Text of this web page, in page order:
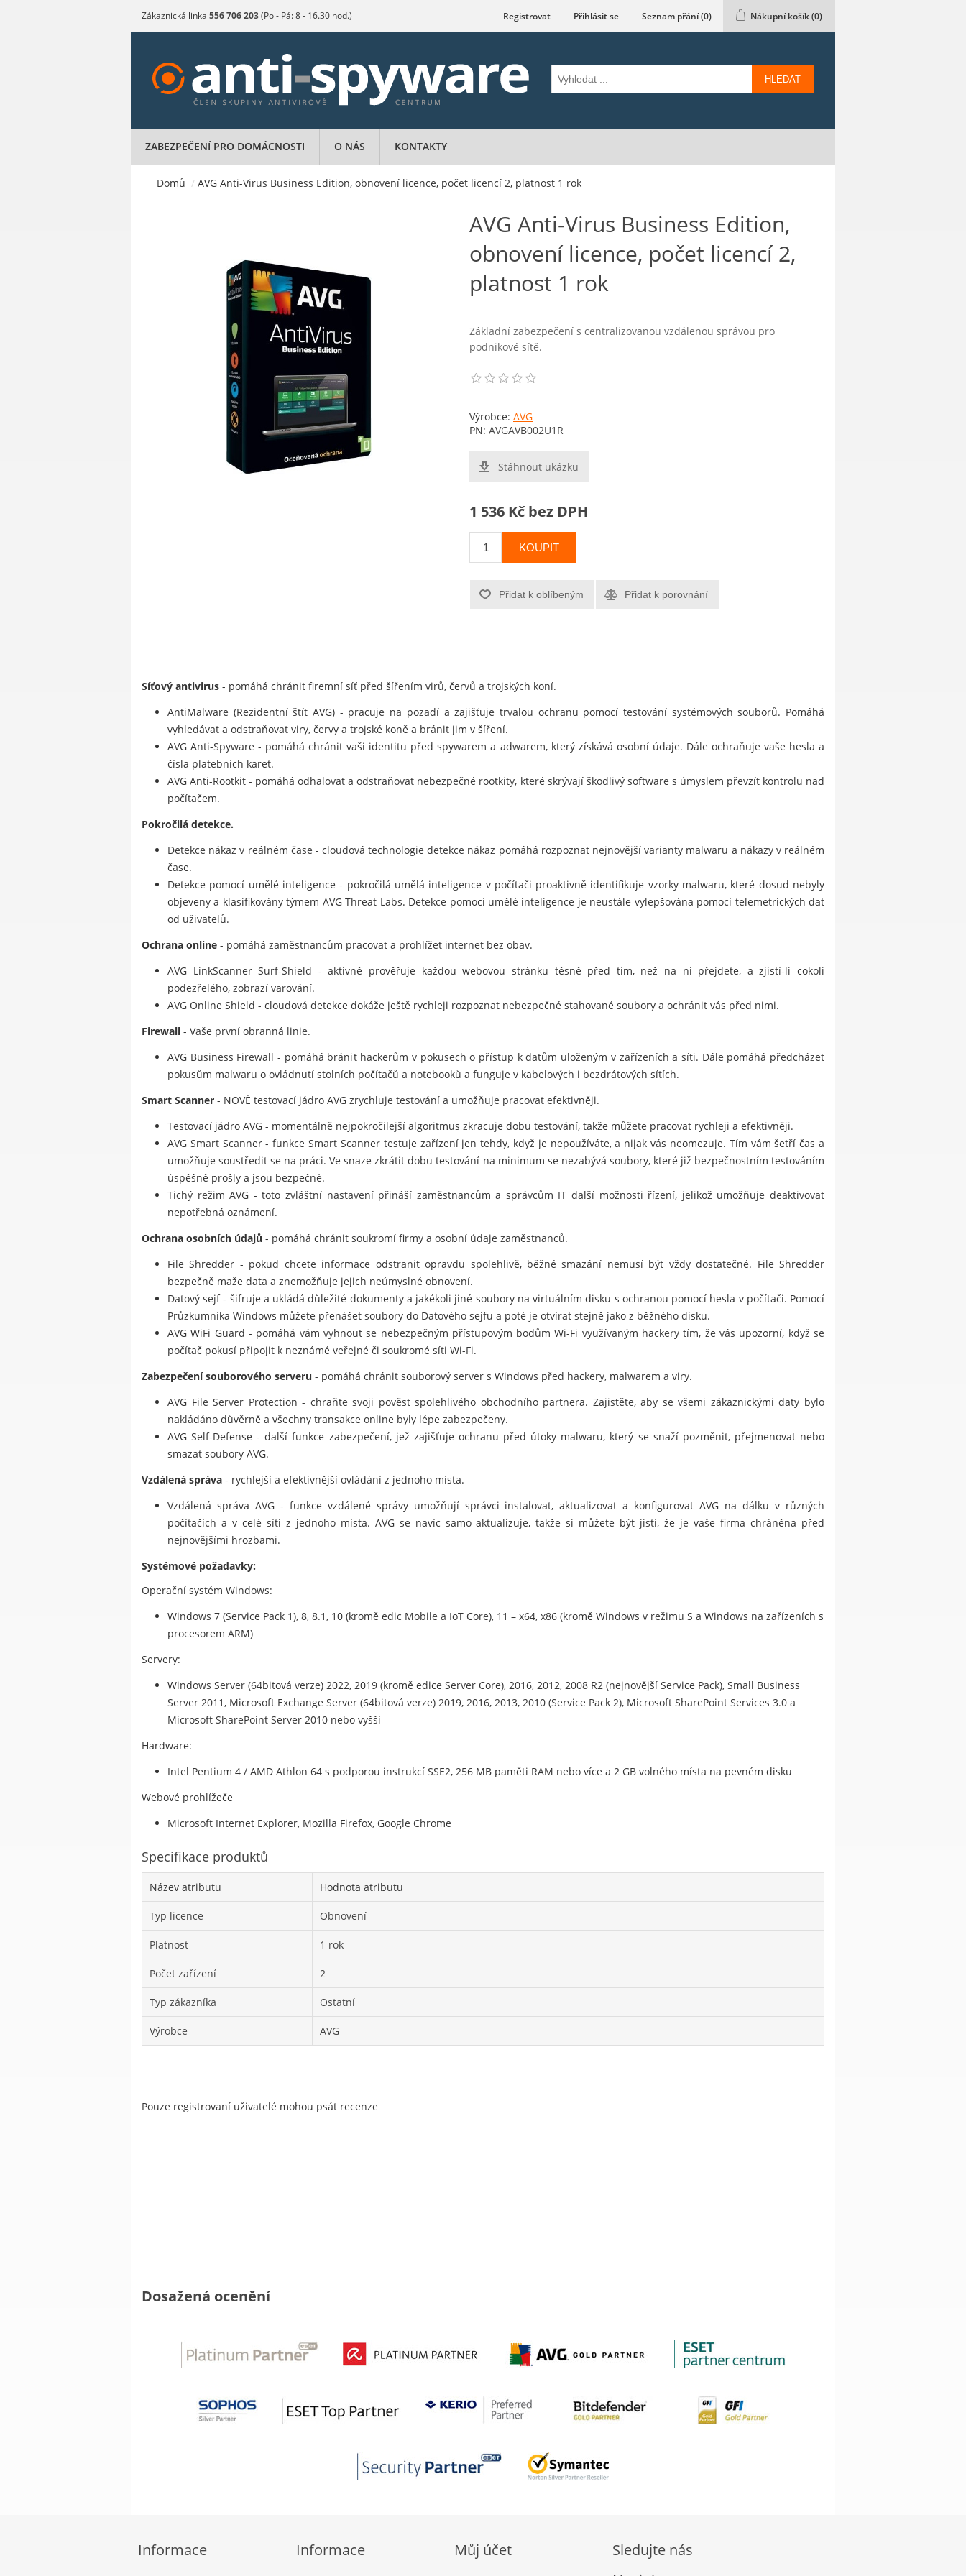
Zákaznická linka 556 706 203(Po - Pá: 8 - 16.30 hod.) Registrovat Přihlásit se Seznam přání(0) Nákupní košík(0)
HLEDAT
ZABEZPEČENÍ PRO DOMÁCNOSTI O NÁS KONTAKTY
Domů / AVG Anti-Virus Business Edition, obnovení licence, počet licencí 2, platnost 1 rok
AVG Anti-Virus Business Edition,
obnovení licence, počet licencí 2,
platnost 1 rok
Základní zabezpečení s centralizovanou vzdálenou správou pro
podnikové sítě.
Výrobce: AVG
PN: AVGAVB002U1R
Stáhnout ukázku
1 536 Kč bez DPH
KOUPIT
Přidat k oblíbeným Přidat k porovnání
Síťový antivirus - pomáhá chránit firemní síť před šířením virů, červů a trojských koní.
AntiMalware (Rezidentní štít AVG) - pracuje na pozadí a zajišťuje trvalou ochranu pomocí testování systémových souborů. Pomáhá
vyhledávat a odstraňovat viry, červy a trojské koně a bránit jim v šíření.
AVG Anti-Spyware - pomáhá chránit vaši identitu před spywarem a adwarem, který získává osobní údaje. Dále ochraňuje vaše hesla a
čísla platebních karet.
AVG Anti-Rootkit - pomáhá odhalovat a odstraňovat nebezpečné rootkity, které skrývají škodlivý software s úmyslem převzít kontrolu nad
počítačem.
Pokročilá detekce.
Detekce nákaz v reálném čase - cloudová technologie detekce nákaz pomáhá rozpoznat nejnovější varianty malwaru a nákazy v reálném
čase.
Detekce pomocí umělé inteligence - pokročilá umělá inteligence v počítači proaktivně identifikuje vzorky malwaru, které dosud nebyly
objeveny a klasifikovány týmem AVG Threat Labs. Detekce pomocí umělé inteligence je neustále vylepšována pomocí telemetrických dat
od uživatelů.
Ochrana online - pomáhá zaměstnancům pracovat a prohlížet internet bez obav.
AVG LinkScanner Surf-Shield - aktivně prověřuje každou webovou stránku těsně před tím, než na ni přejdete, a zjistí-li cokoli
podezřelého, zobrazí varování.
AVG Online Shield - cloudová detekce dokáže ještě rychleji rozpoznat nebezpečné stahované soubory a ochránit vás před nimi.
Firewall - Vaše první obranná linie.
AVG Business Firewall - pomáhá bránit hackerům v pokusech o přístup k datům uloženým v zařízeních a síti. Dále pomáhá předcházet
pokusům malwaru o ovládnutí stolních počítačů a notebooků a funguje v kabelových i bezdrátových sítích.
Smart Scanner - NOVÉ testovací jádro AVG zrychluje testování a umožňuje pracovat efektivněji.
Testovací jádro AVG - momentálně nejpokročilejší algoritmus zkracuje dobu testování, takže můžete pracovat rychleji a efektivněji.
AVG Smart Scanner - funkce Smart Scanner testuje zařízení jen tehdy, když je nepoužíváte, a nijak vás neomezuje. Tím vám šetří čas a
umožňuje soustředit se na práci. Ve snaze zkrátit dobu testování na minimum se nezabývá soubory, které již bezpečnostním testováním
úspěšně prošly a jsou bezpečné.
Tichý režim AVG - toto zvláštní nastavení přináší zaměstnancům a správcům IT další možnosti řízení, jelikož umožňuje deaktivovat
nepotřebná oznámení.
Ochrana osobních údajů - pomáhá chránit soukromí firmy a osobní údaje zaměstnanců.
File Shredder - pokud chcete informace odstranit opravdu spolehlivě, běžné smazání nemusí být vždy dostatečné. File Shredder
bezpečně maže data a znemožňuje jejich neúmyslné obnovení.
Datový sejf - šifruje a ukládá důležité dokumenty a jakékoli jiné soubory na virtuálním disku s ochranou pomocí hesla v počítači. Pomocí
Průzkumníka Windows můžete přenášet soubory do Datového sejfu a poté je otvírat stejně jako z běžného disku.
AVG WiFi Guard - pomáhá vám vyhnout se nebezpečným přístupovým bodům Wi-Fi využívaným hackery tím, že vás upozorní, když se
počítač pokusí připojit k neznámé veřejné či soukromé síti Wi-Fi.
Zabezpečení souborového serveru - pomáhá chránit souborový server s Windows před hackery, malwarem a viry.
AVG File Server Protection - chraňte svoji pověst spolehlivého obchodního partnera. Zajistěte, aby se všemi zákaznickými daty bylo
nakládáno důvěrně a všechny transakce online byly lépe zabezpečeny.
AVG Self-Defense - další funkce zabezpečení, jež zajišťuje ochranu před útoky malwaru, který se snaží pozměnit, přejmenovat nebo
smazat soubory AVG.
Vzdálená správa - rychlejší a efektivnější ovládání z jednoho místa.
Vzdálená správa AVG - funkce vzdálené správy umožňují správci instalovat, aktualizovat a konfigurovat AVG na dálku v různých
počítačích a v celé síti z jednoho místa. AVG se navíc samo aktualizuje, takže si můžete být jistí, že je vaše firma chráněna před
nejnovějšími hrozbami.
Systémové požadavky:
Operační systém Windows:
Windows 7 (Service Pack 1), 8, 8.1, 10 (kromě edic Mobile a IoT Core), 11 – x64, x86 (kromě Windows v režimu S a Windows na zařízeních s
procesorem ARM)
Servery:
Windows Server (64bitová verze) 2022, 2019 (kromě edice Server Core), 2016, 2012, 2008 R2 (nejnovější Service Pack), Small Business
Server 2011, Microsoft Exchange Server (64bitová verze) 2019, 2016, 2013, 2010 (Service Pack 2), Microsoft SharePoint Services 3.0 a
Microsoft SharePoint Server 2010 nebo vyšší
Hardware:
Intel Pentium 4 / AMD Athlon 64 s podporou instrukcí SSE2, 256 MB paměti RAM nebo více a 2 GB volného místa na pevném disku
Webové prohlížeče
Microsoft Internet Explorer, Mozilla Firefox, Google Chrome
Specifikace produktů
Název atributu Hodnota atributu
Typ licence Obnovení
Platnost 1 rok
Počet zařízení 2
Typ zákazníka Ostatní
Výrobce AVG
Pouze registrovaní uživatelé mohou psát recenze
Dosažená ocenění
Informace Informace Můj účet
Sledujte nás